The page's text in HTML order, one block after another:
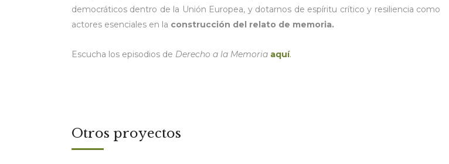
democráticos dentro de la Unión Europea, y dotarnos de espíritu crítico y resiliencia como
actores esenciales en la construcción del relato de memoria.
Escucha los episodios de Derecho a la Memoria aquí.
Otros proyectos